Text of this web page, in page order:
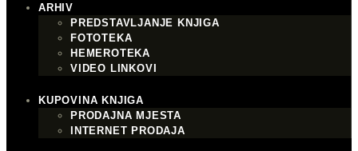
ARHIV
PREDSTAVLJANJE KNJIGA
FOTOTEKA
HEMEROTEKA
VIDEO LINKOVI
KUPOVINA KNJIGA
PRODAJNA MJESTA
INTERNET PRODAJA